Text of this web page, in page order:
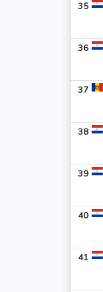
35
36
37
38
39
40
41